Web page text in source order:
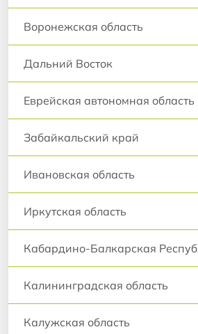
Воронежская область
Дальний Восток
Еврейская автономная область
Забайкальский край
Ивановская область
Иркутская область
Кабардино-Балкарская
Калининградская область
Калужская область